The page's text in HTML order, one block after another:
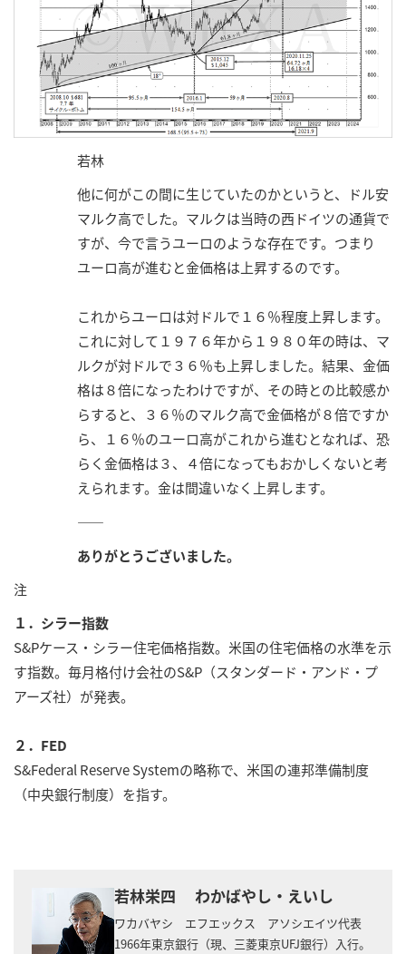
若林
他に何がこの間に生じていたのかというと、ドル安
マルク高でした。マルクは当時の西ドイツの通貨で
すが、今で言うユーロのような存在です。つまり
ユーロ高が進むと金価格は上昇するのです。
これからユーロは対ドルで１６％程度上昇します。
これに対して１９７６年から１９８０年の時は、マ
ルクが対ドルで３６％も上昇しました。結果、金価
格は８倍になったわけですが、その時との比較感か
らすると、３６％のマルク高で金価格が８倍ですか
ら、１６％のユーロ高がこれから進むとなれば、恐
らく金価格は３、４倍になってもおかしくないと考
えられます。金は間違いなく上昇します。
――
ありがとうございました。
注
１．シラー指数
S&Pケース・シラー住宅価格指数。米国の住宅価格の水準を示
す指数。毎月格付け会社のS&P（スタンダード・アンド・プ
アーズ社）が発表。
２．FED
S&Federal Reserve Systemの略称で、米国の連邦準備制度
（中央銀行制度）を指す。
若林栄四 わかばやし・えいし
ワカバヤシ エフエックス アソシエイツ代表
1966年東京銀行（現、三菱東京UFJ銀行）入行。